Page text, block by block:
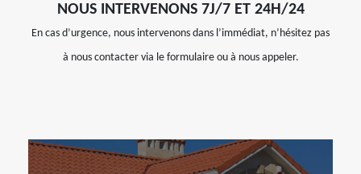
NOUS INTERVENONS 7J/7 ET 24H/24
En cas d’urgence, nous intervenons dans l’immédiat, n’hésitez pas
à nous contacter via le formulaire ou à nous appeler.